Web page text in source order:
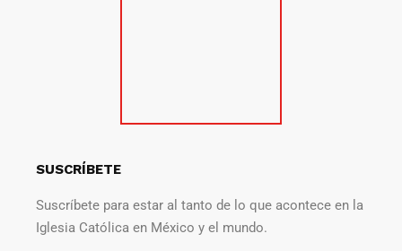
SUSCRÍBETE
Suscríbete para estar al tanto de lo que acontece en la
Iglesia Católica en México y el mundo.